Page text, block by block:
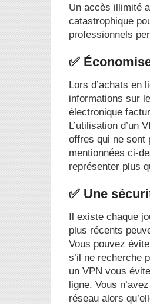
Un accès illimité
catastrophique
professionnels
✅
Lors d’achats en
informations sur
électronique
L’utilisation d’un
offres qui ne sont
mentionnées ci-
représenter plus
✅ Une
Il existe chaque
plus récents
Vous pouvez
s’il ne recherche
un VPN vous
ligne. Vous
réseau alors